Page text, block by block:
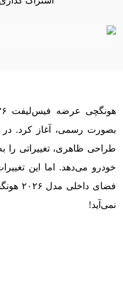
طراحی ظاهری، تغییراتی
خودرو می‌دهد. اما این
نمی‌آید!